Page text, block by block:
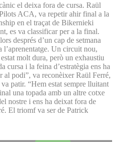
el deixa fora de cursa. Raül
ACA, va repetir ahir final a la
en el traçat de Bikernieki
es va classificar per a la final.
després d’un cap de setmana
l’aprenentatge. Un circuit nou,
molt dura, però un exhaustiu
cursa i la feina d’estratègia ens ha
al podi”, va reconèixer Raül Ferré,
patir. “Hem estat sempre lluitant
una topada amb un altre cotxe
nostre i ens ha deixat fora de
El triomf va ser de Patrick